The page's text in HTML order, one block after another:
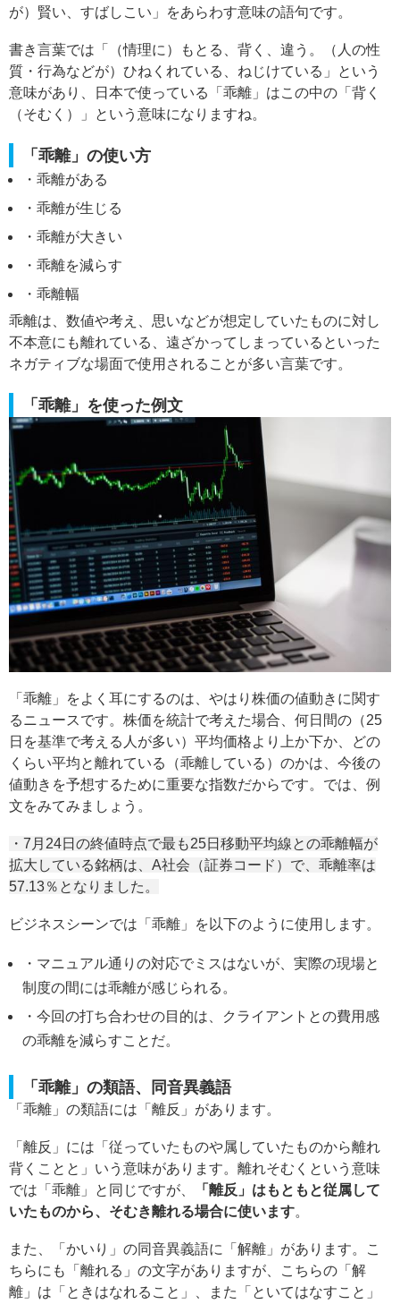
が）賢い、すばしこい」をあらわす意味の語句です。
書き言葉では「（情理に）もとる、背く、違う。（人の性
質・行為などが）ひねくれている、ねじけている」という
意味があり、日本で使っている「乖離」はこの中の「背く
（そむく）」という意味になりますね。
「乖離」の使い方
・乖離がある
・乖離が生じる
・乖離が大きい
・乖離を減らす
・乖離幅
乖離は、数値や考え、思いなどが想定していたものに対し
不本意にも離れている、遠ざかってしまっているといった
ネガティブな場面で使用されることが多い言葉です。
「乖離」を使った例文
「乖離」をよく耳にするのは、やはり株価の値動きに関す
るニュースです。株価を統計で考えた場合、何日間の（25
日を基準で考える人が多い）平均価格より上か下か、どの
くらい平均と離れている（乖離している）のかは、今後の
値動きを予想するために重要な指数だからです。では、例
文をみてみましょう。
・7月24日の終値時点で最も25日移動平均線との乖離幅が
拡大している銘柄は、A社会（証券コード）で、乖離率は
57.13％となりました。
ビジネスシーンでは「乖離」を以下のように使用します。
・マニュアル通りの対応でミスはないが、実際の現場と
制度の間には乖離が感じられる。
・今回の打ち合わせの目的は、クライアントとの費用感
の乖離を減らすことだ。
「乖離」の類語、同音異義語
「乖離」の類語には「離反」があります。
「離反」には「従っていたものや属していたものから離れ
背くことと」いう意味があります。離れそむくという意味
では「乖離」と同じですが、
「離反」はもともと従属して
いたものから、そむき離れる場合に使います。
また、「かいり」の同音異義語に「解離」があります。こ
ちらにも「離れる」の文字がありますが、こちらの「解
離」は「ときはなれること」、また「といてはなすこと」